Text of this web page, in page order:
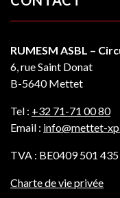
RUMESM ASBL –
6, rue Saint Donat
B-5640 Mettet
Tel : +32 71-71 00 80
Email : info@mettet-
TVA : BE0409 501 435
Charte de vie privée